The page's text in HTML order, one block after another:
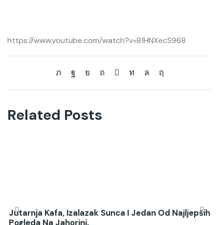
https://www.youtube.com/watch?v=B1HNXecS968
Related Posts
Jutarnja Kafa, Izalazak Sunca I Jedan Od Najljepših
Pogleda Na Jahorini.